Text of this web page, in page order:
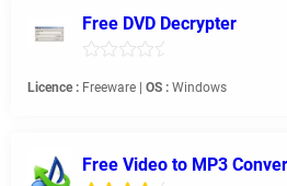
Free DVD Decrypter
Licence : Freeware | OS : Windows
Free Video to MP3